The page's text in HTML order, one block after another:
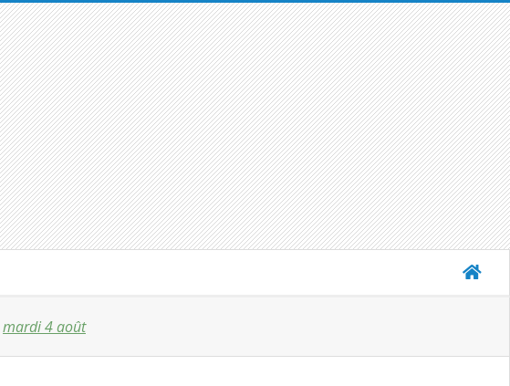
mardi 4 août